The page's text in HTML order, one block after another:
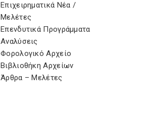
Επιχειρηματικά Νέα /
Μελέτες
Επενδυτικά Προγράμματα
Αναλύσεις
Φορολογικό Αρχείο
Βιβλιοθήκη Αρχείων
Άρθρα – Μελέτες